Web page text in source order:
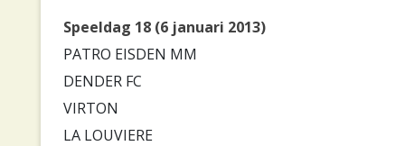
Speeldag 18 (6 januari 2013)
PATRO EISDEN MM
DENDER FC
VIRTON
LA LOUVIERE